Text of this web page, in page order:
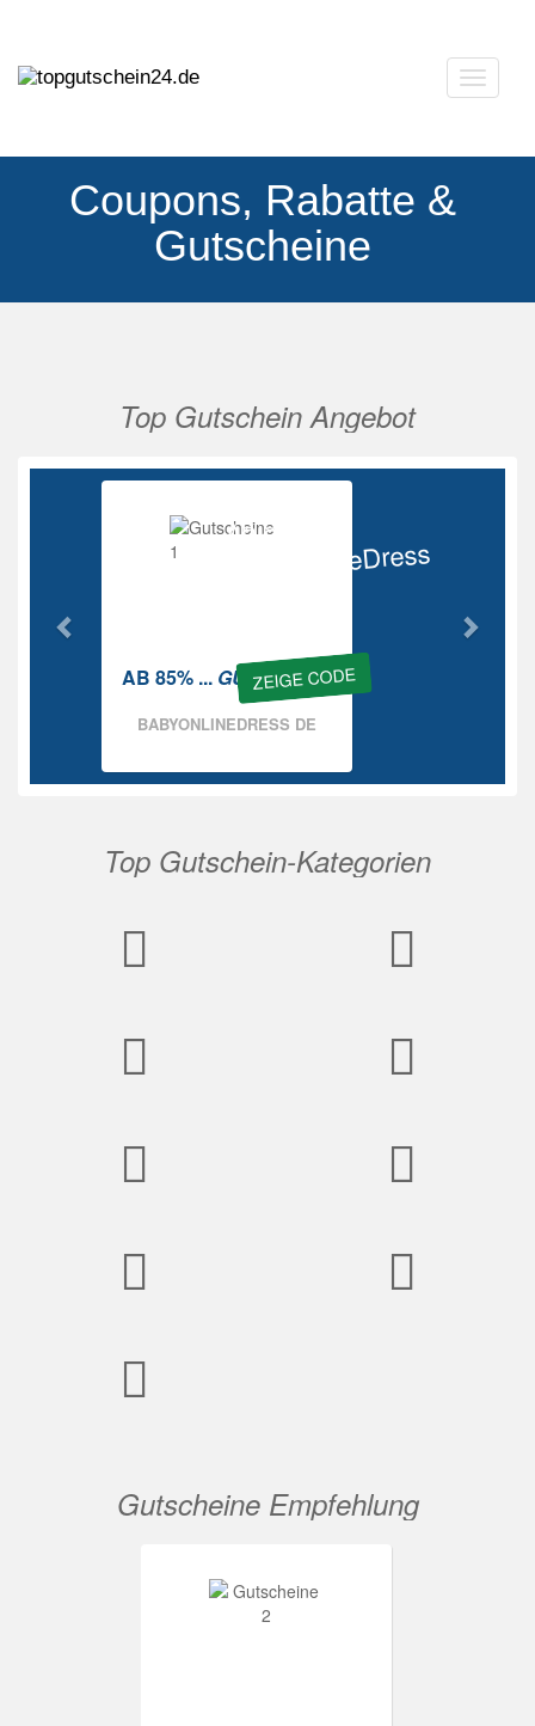
Coupons, Rabatte &
Gutscheine
Top Gutschein Angebot
Ab 85%
BabyOnlineDress
ZEIGE CODE
AB 85% ... GUTSCHEIN
BABYONLINEDRESS DE
Vorherige
Top Gutschein-Kategorien
Gutscheine Empfehlung